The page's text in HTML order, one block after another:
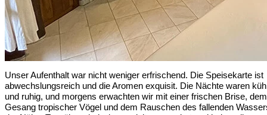
Unser Aufenthalt war nicht weniger erfrischend. Die Speisekarte ist
abwechslungsreich und die Aromen exquisit. Die Nächte waren
und ruhig, und morgens erwachten wir mit einer frischen Brise, dem
Gesang tropischer Vögel und dem Rauschen des fallenden